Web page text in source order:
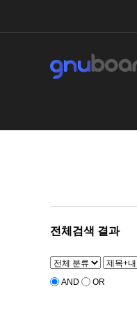
전체검색 결과
AND OR